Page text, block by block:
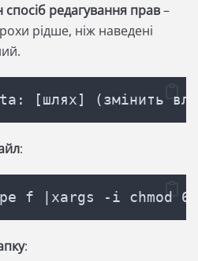
редагування прав–
рідше, ніж наведені
[шлях] (змінить
:
f |xargs -i chmod
: